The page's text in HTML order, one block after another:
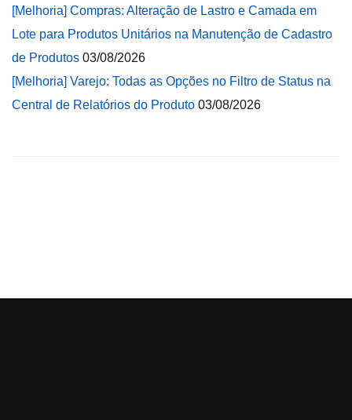
[Melhoria] Compras: Alteração de Lastro e Camada em
Lote para Produtos Unitários na Manutenção de Cadastro
de Produtos 03/08/2026
[Melhoria] Varejo: Todas as Opções no Filtro de Status na
Central de Relatórios do Produto 03/08/2026